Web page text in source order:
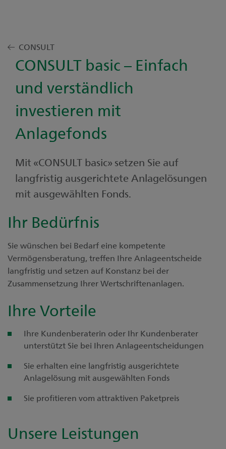
CONSULT
CONSULT basic – Einfach
und verständlich
investieren mit
Anlagefonds
Mit «CONSULT basic» setzen Sie auf
langfristig ausgerichtete Anlagelösungen
mit ausgewählten Fonds.
Ihr Bedürfnis
Sie wünschen bei Bedarf eine kompetente
Vermögensberatung, treffen Ihre Anlageentscheide
langfristig und setzen auf Konstanz bei der
Zusammensetzung Ihrer Wertschriftenanlagen.
Ihre Vorteile
Ihre Kundenberaterin oder Ihr Kundenberater
unterstützt Sie bei Ihren Anlageentscheidungen
Sie erhalten eine langfristig ausgerichtete
Anlagelösung mit ausgewählten Fonds
Sie profitieren vom attraktiven Paketpreis
Unsere Leistungen